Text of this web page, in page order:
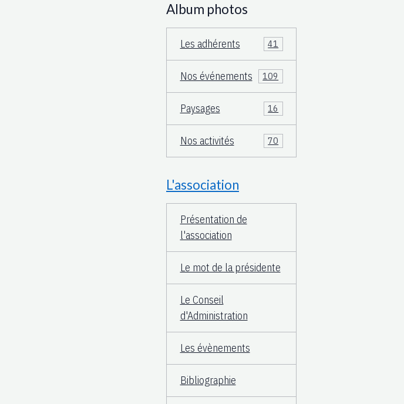
Album photos
Les adhérents 41
Nos événements 109
Paysages 16
Nos activités 70
L'association
Présentation de
l'association
Le mot de la présidente
Le Conseil
d'Administration
Les évènements
Bibliographie